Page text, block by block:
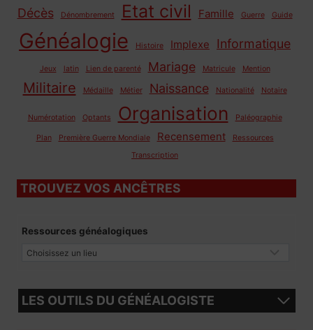
Décès Dénombrement Etat civil Famille Guerre Guide
Généalogie Histoire Implexe Informatique
Jeux latin Lien de parenté Mariage Matricule Mention
Militaire Médaille Métier Naissance Nationalité Notaire
Numérotation Optants Organisation Paléographie
Plan Première Guerre Mondiale Recensement
Ressources
Transcription
TROUVEZ VOS ANCÊTRES
Ressources généalogiques
LES OUTILS DU GÉNÉALOGISTE